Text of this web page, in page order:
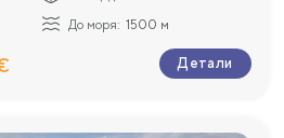
До моря: 1500 м
Детали